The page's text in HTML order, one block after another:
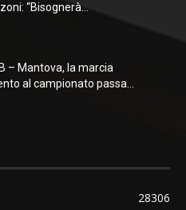
“Bisognerà...
– Mantova, la marcia
al campionato passa...
28306